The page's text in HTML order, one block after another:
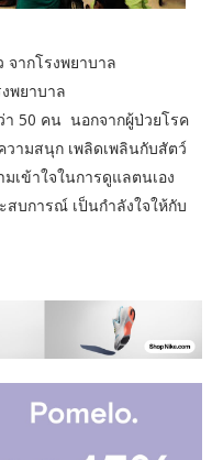
จากโรงพยาบาล
พยาบาล
า 50 คน นอกจากผู้ป่วยโรค
วามสนุก เพลิดเพลินกับสัตว์
เข้าใจในการดูแลตนเอง
บการณ์ เป็นกำลังใจให้กับ